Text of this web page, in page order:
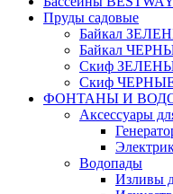
Пруды садовые
Байкал
Байкал
Скиф
Скиф
ФОНТАНЫ И
Аксессуары
Водопады
Изливы